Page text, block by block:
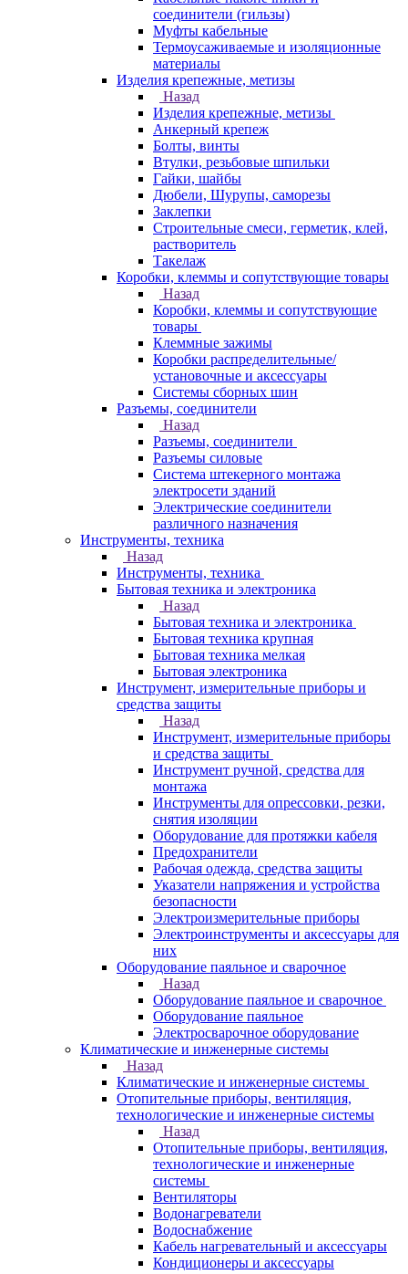
соединители (гильзы)
Муфты кабельные
Термоусаживаемые и изоляционные
материалы
Изделия крепежные, метизы
Назад
Изделия крепежные, метизы
Анкерный крепеж
Болты, винты
Втулки, резьбовые шпильки
Гайки, шайбы
Дюбели, Шурупы, саморезы
Заклепки
Строительные смеси, герметик, клей,
растворитель
Такелаж
Коробки, клеммы и сопутствующие товары
Назад
Коробки, клеммы и сопутствующие
товары
Клеммные зажимы
Коробки распределительные/
установочные и аксессуары
Системы сборных шин
Разъемы, соединители
Назад
Разъемы, соединители
Разъемы силовые
Система штекерного монтажа
электросети зданий
Электрические соединители
различного назначения
Инструменты, техника
Назад
Инструменты, техника
Бытовая техника и электроника
Назад
Бытовая техника и электроника
Бытовая техника крупная
Бытовая техника мелкая
Бытовая электроника
Инструмент, измерительные приборы и
средства защиты
Назад
Инструмент, измерительные приборы
и средства защиты
Инструмент ручной, средства для
монтажа
Инструменты для опрессовки, резки,
снятия изоляции
Оборудование для протяжки кабеля
Предохранители
Рабочая одежда, средства защиты
Указатели напряжения и устройства
безопасности
Электроизмерительные приборы
Электроинструменты и аксессуары для
них
Оборудование паяльное и сварочное
Назад
Оборудование паяльное и сварочное
Оборудование паяльное
Электросварочное оборудование
Климатические и инженерные системы
Назад
Климатические и инженерные системы
Отопительные приборы, вентиляция,
технологические и инженерные системы
Назад
Отопительные приборы, вентиляция,
технологические и инженерные
системы
Вентиляторы
Водонагреватели
Водоснабжение
Кабель нагревательный и аксессуары
Кондиционеры и аксессуары